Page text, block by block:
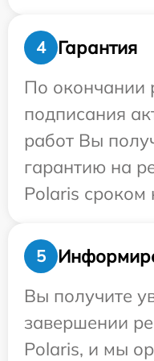
4
Гарантия
По окончании
подписания
работ Вы
гарантию на
Polaris сроком
5
Вы получите
завершении
Polaris, и мы